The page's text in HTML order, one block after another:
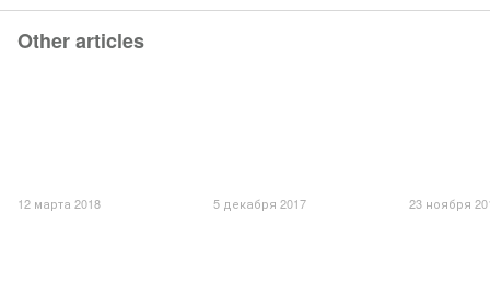
Other articles
12 марта 2018 5 декабря 2017 23 ноября